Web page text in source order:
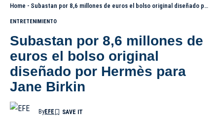
Home - Subastan por 8,6 millones de euros el bolso original diseñado por Hermès para Jane Birkin
ENTRETENIMIENTO
Subastan por 8,6 millones de
euros el bolso original
diseñado por Hermès para
Jane Birkin
ByEFE